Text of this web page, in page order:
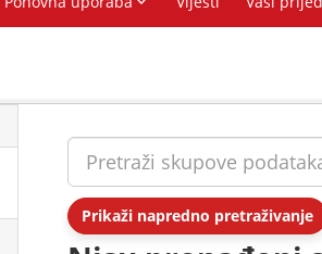
Prikaži napredno pretraživanje